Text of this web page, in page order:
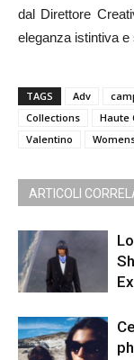
dal Direttore
eleganza istintiva e
TAGS Adv
Collections
Haute
Valentino
ARTICOLI